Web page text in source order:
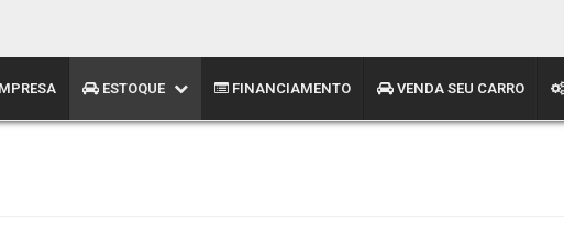
ESTOQUE FINANCIAMENTO VENDA SEU CARRO